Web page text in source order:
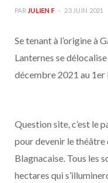
PAR JULIEN F 23 JUIN 2021
Se tenant à l’origine à
Lanternes se
décembre 2021 au 1er
Question site, c’est le
pour devenir le
Blagnacaise. Tous les
hectares qui